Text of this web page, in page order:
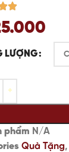
LƯỢNG
phẩm N/A
Quà Tặng,